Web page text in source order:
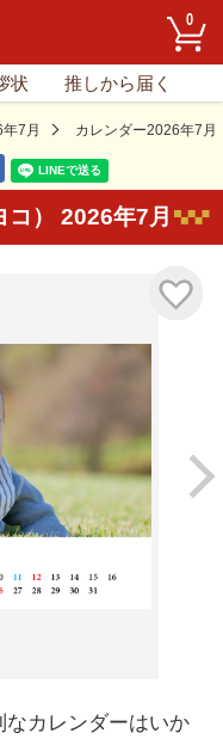
0
状 推しから届く
7月 カレンダー2026年7月
） 2026年7月
カレンダーはいか